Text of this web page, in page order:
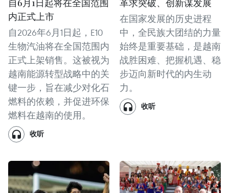
自6月1日起将在全国范围
内正式上市
自2026年6月1日起，E10
生物汽油将在全国范围内
正式上架销售。这被视为
越南能源转型战略中的关
键一步，旨在减少对化石
燃料的依赖，并促进环保
燃料在越南的使用。
收听
革求突破、创新谋发展
在国家发展的历史进程
中，全民族大团结的力量
始终是重要基础，是越南
战胜困难、把握机遇、稳
步迈向新时代的内生动
力。
收听